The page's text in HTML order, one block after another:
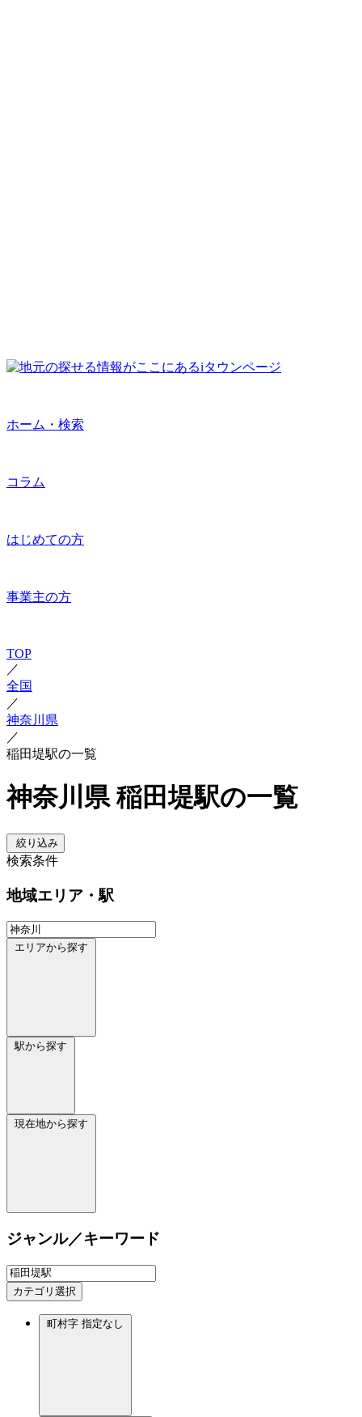
ホーム・検索
コラム
はじめての方
事業主の方
TOP
／
全国
／
神奈川県
／
稲田堤駅の一覧
神奈川県 稲田堤駅の一覧
絞り込み
検索条件
地域エリア・駅
エリアから探す
駅から探す
現在地から探す
ジャンル／キーワード
カテゴリ選択
町村字 指定なし